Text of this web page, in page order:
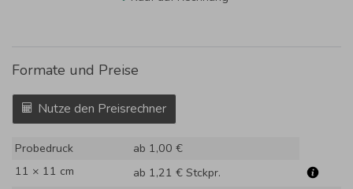
Formate und Preise
Nutze den Preisrechner
Probedruck
ab 1,00 €
11 × 11 cm
ab 1,21 € Stckpr.